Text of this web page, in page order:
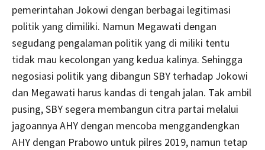
pemerintahan Jokowi dengan berbagai legitimasi
politik yang dimiliki. Namun Megawati dengan
segudang pengalaman politik yang di miliki tentu
tidak mau kecolongan yang kedua kalinya. Sehingga
negosiasi politik yang dibangun SBY terhadap Jokowi
dan Megawati harus kandas di tengah jalan. Tak ambil
pusing, SBY segera membangun citra partai melalui
jagoannya AHY dengan mencoba menggandengkan
AHY dengan Prabowo untuk pilres 2019, namun tetap